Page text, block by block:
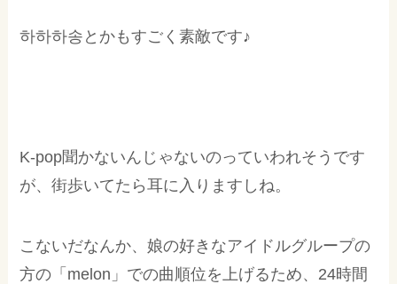
하하하송とかもすごく素敵です♪
K-pop聞かないんじゃないのっていわれそうです
が、街歩いてたら耳に入りますしね。
こないだなんか、娘の好きなアイドルグループの
方の「melon」での曲順位を上げるため、24時間